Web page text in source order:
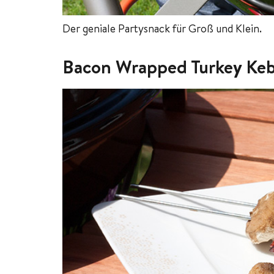
Der geniale Partysnack für Groß und Klein.
Bacon Wrapped Turkey